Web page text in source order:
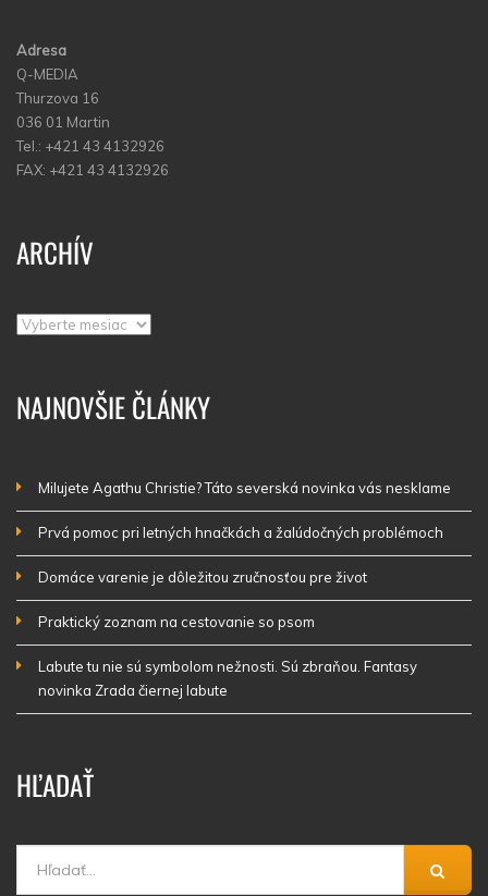
Adresa
Q-MEDIA
Thurzova 16
036 01 Martin
Tel.: +421 43 4132926
FAX: +421 43 4132926
ARCHÍV
Archív
NAJNOVŠIE ČLÁNKY
Milujete Agathu Christie? Táto severská novinka vás nesklame
Prvá pomoc pri letných hnačkách a žalúdočných problémoch
Domáce varenie je dôležitou zručnosťou pre život
Praktický zoznam na cestovanie so psom
Labute tu nie sú symbolom nežnosti. Sú zbraňou. Fantasy
novinka Zrada čiernej labute
HĽADAŤ